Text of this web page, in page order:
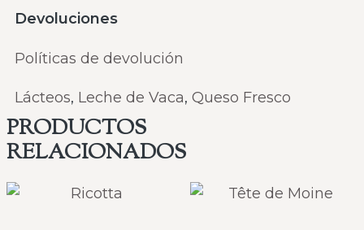
Devoluciones
Políticas de devolución
Lácteos, Leche de Vaca, Queso Fresco
PRODUCTOS
RELACIONADOS